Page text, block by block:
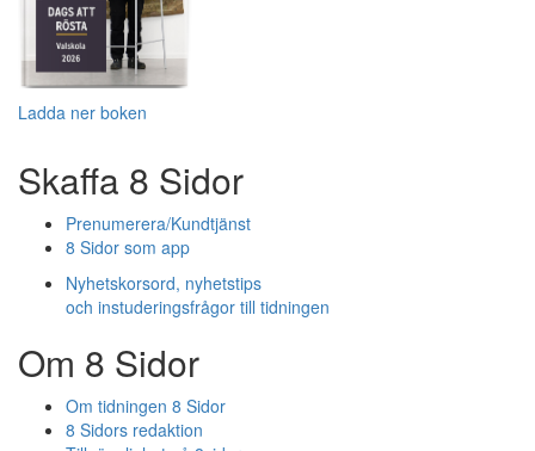
Ladda ner boken
Skaffa 8 Sidor
Prenumerera/Kundtjänst
8 Sidor som app
Nyhetskorsord, nyhetstips
och instuderingsfrågor till tidningen
Om 8 Sidor
Om tidningen 8 Sidor
8 Sidors redaktion